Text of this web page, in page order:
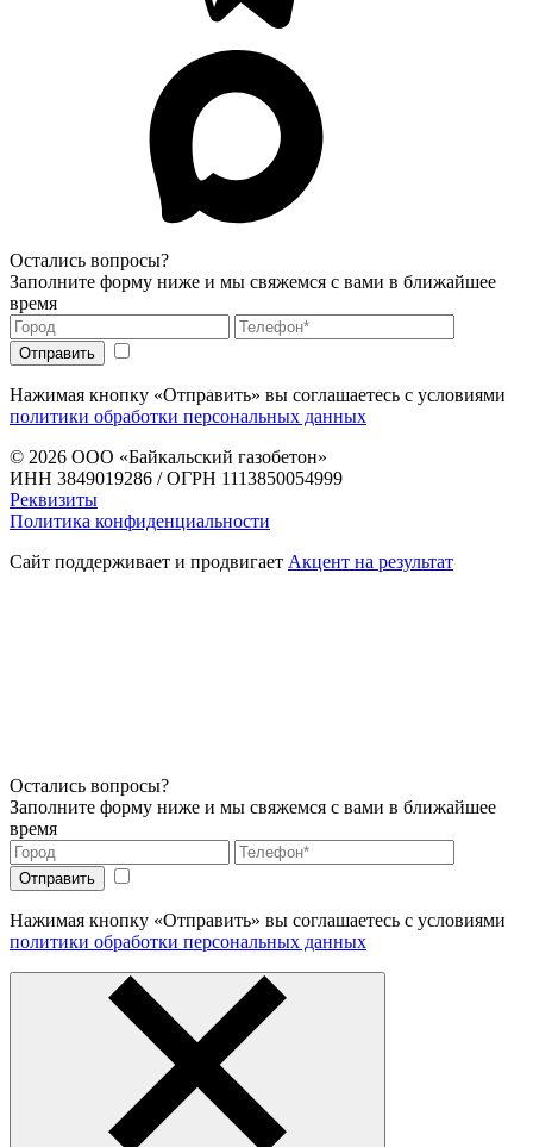
Остались вопросы?
Заполните форму ниже и мы свяжемся с вами в ближайшее
время
Нажимая кнопку «Отправить» вы соглашаетесь с условиями
политики обработки персональных данных
© 2026 ООО «Байкальский газобетон»
ИНН 3849019286 / ОГРН 1113850054999
Реквизиты
Политика конфиденциальности
Сайт поддерживает и продвигает Акцент на результат
Остались вопросы?
Заполните форму ниже и мы свяжемся с вами в ближайшее
время
Нажимая кнопку «Отправить» вы соглашаетесь с условиями
политики обработки персональных данных